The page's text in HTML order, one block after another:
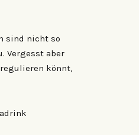
sind nicht so
Vergesst aber
könnt,